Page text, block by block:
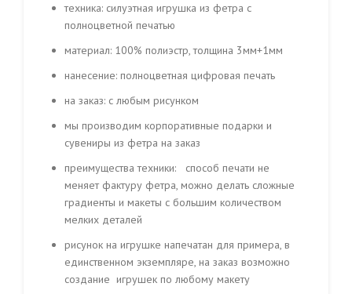
техника: силуэтная игрушка из фетра с
полноцветной печатью
материал: 100% полиэстр, толщина 3мм+1мм
нанесение: полноцветная цифровая печать
на заказ: с любым рисунком
мы производим корпоративные подарки и
сувениры из фетра на заказ
преимущества техники: способ печати не
меняет фактуру фетра, можно делать сложные
градиенты и макеты с большим количеством
мелких деталей
рисунок на игрушке напечатан для примера, в
единственном экземпляре, на заказ возможно
создание игрушек по любому макету